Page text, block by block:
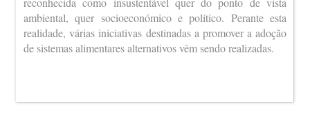
ambiental, quer socioeconómico e político. Perante esta
realidade, várias iniciativas destinadas a promover a adoção
de sistemas alimentares alternativos vêm sendo realizadas.